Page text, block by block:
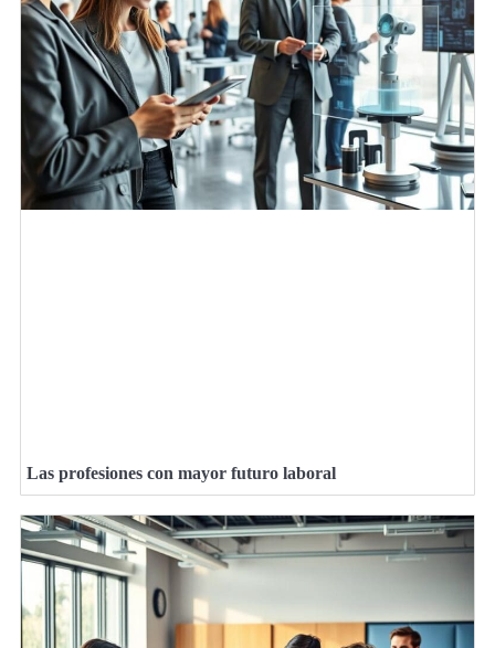
Las profesiones con mayor futuro laboral